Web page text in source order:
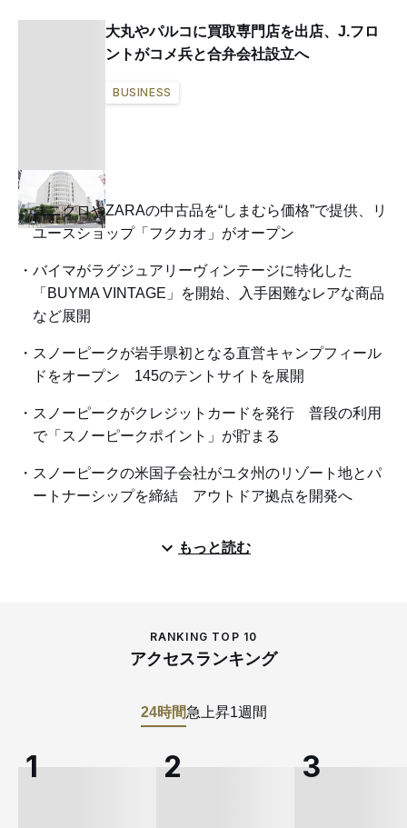
大丸やパルコに買取専門店を出店、J.フロ
ントがコメ兵と合弁会社設立へ
BUSINESS
ユニクロやZARAの中古品を“しまむら価格”で提供、リ
ユースショップ「フクカオ」がオープン
バイマがラグジュアリーヴィンテージに特化した
「BUYMA VINTAGE」を開始、入手困難なレアな商品
など展開
スノーピークが岩手県初となる直営キャンプフィール
ドをオープン 145のテントサイトを展開
スノーピークがクレジットカードを発行 普段の利用
で「スノーピークポイント」が貯まる
スノーピークの米国子会社がユタ州のリゾート地とパ
ートナーシップを締結 アウトドア拠点を開発へ
もっと読む
RANKING TOP 10
アクセスランキング
24時間急上昇1週間